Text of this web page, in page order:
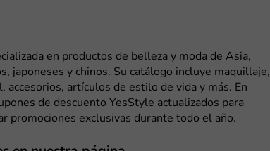
en productos de belleza y moda de Asia,
japoneses y chinos. Su catálogo incluye maquillaje,
accesorios, artículos de estilo de vida y más. En
de descuento YesStyle actualizados para
promociones exclusivas durante todo el año.